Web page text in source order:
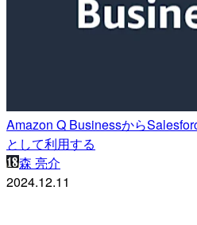
Amazon Q Businessから
として利用する
森 亮介
2024.12.11